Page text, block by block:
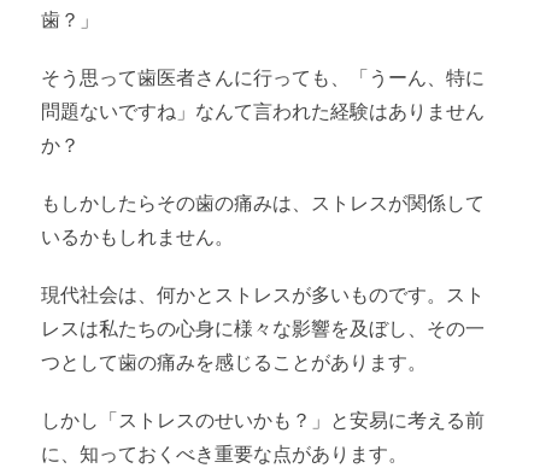
歯？」
そう思って歯医者さんに行っても、「うーん、特に
問題ないですね」なんて言われた経験はありません
か？
もしかしたらその歯の痛みは、ストレスが関係して
いるかもしれません。
現代社会は、何かとストレスが多いものです。スト
レスは私たちの心身に様々な影響を及ぼし、その一
つとして歯の痛みを感じることがあります。
しかし「ストレスのせいかも？」と安易に考える前
に、知っておくべき重要な点があります。